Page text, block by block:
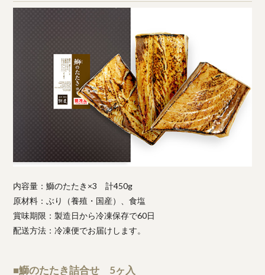
内容量：鰤のたたき×3 計450g
原材料：ぶり（養殖・国産）、食塩
賞味期限：製造日から冷凍保存で60日
配送方法：冷凍便でお届けします。
■鰤のたたき詰合せ 5ヶ入